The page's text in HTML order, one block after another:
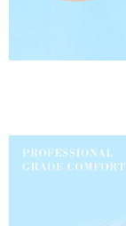
權轉讓予恩沛科技股
２．關於個人資料處
請求用戶進行身份認
５．嚴禁一人註冊多
恩沛科技股份有限公
每筆NT$80，滿
7-11取貨(快速到店)